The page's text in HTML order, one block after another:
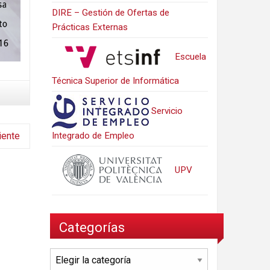
DIRE – Gestión de Ofertas de
Prácticas Externas
Escuela
Técnica Superior de Informática
Servicio
Integrado de Empleo
UPV
Categorías
Categorías